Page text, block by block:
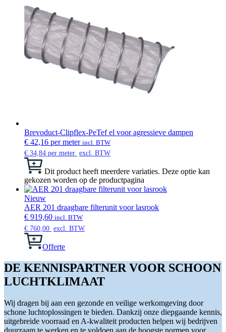
Brevoduct-Clipflex-PeTef el voor agressieve dampen
€ 42,16 per meter incl. BTW
€ 34,84 per meter excl. BTW
Dit product heeft meerdere variaties. Deze optie kan
gekozen worden op de productpagina
Nieuw
AER 201 draagbare filterunit voor lasrook
€ 919,60 incl. BTW
€ 760,00 excl. BTW
Offerte
DE KENNISPARTNER VOOR SCHOON
LUCHTKLIMAAT
Wij dragen bij aan een gezonde en veilige werkomgeving door
schone luchtoplossingen te bieden. Dankzij onze diepgaande kennis,
uitgebreide voorraad en A-kwaliteit producten helpen wij bedrijven
duurzaam te werken en te voldoen aan de hoogste normen voor